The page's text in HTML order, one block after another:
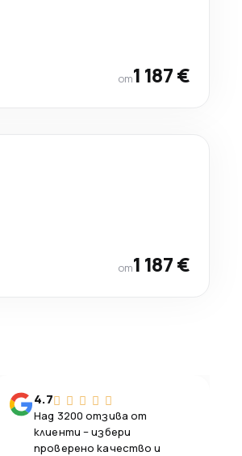
от1 187 €
от1 187 €
4.7
Над 3200 отзива от
клиенти – избери
проверено качество и